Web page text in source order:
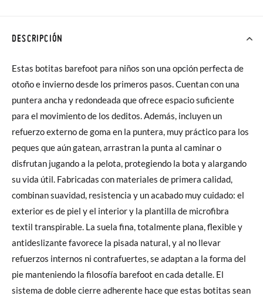
DESCRIPCIÓN
Estas botitas barefoot para niños son una opción perfecta de
otoño e invierno desde los primeros pasos. Cuentan con una
puntera ancha y redondeada que ofrece espacio suficiente
para el movimiento de los deditos. Además, incluyen un
refuerzo externo de goma en la puntera, muy práctico para los
peques que aún gatean, arrastran la punta al caminar o
disfrutan jugando a la pelota, protegiendo la bota y alargando
su vida útil. Fabricadas con materiales de primera calidad,
combinan suavidad, resistencia y un acabado muy cuidado: el
exterior es de piel y el interior y la plantilla de microfibra
textil transpirable. La suela fina, totalmente plana, flexible y
antideslizante favorece la pisada natural, y al no llevar
refuerzos internos ni contrafuertes, se adaptan a la forma del
pie manteniendo la filosofía barefoot en cada detalle. El
sistema de doble cierre adherente hace que estas botitas sean